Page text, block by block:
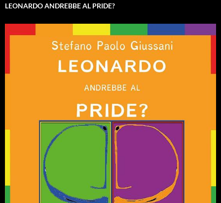
LEONARDO ANDREBBE AL PRIDE?